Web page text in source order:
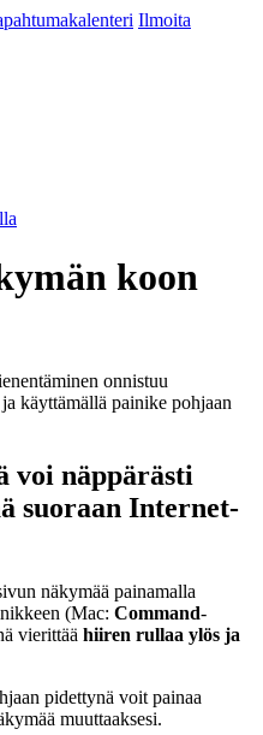
Ilmoita
koon
voi näppärästi
suoraan Internet-
näkymää painamalla
(Mac: Command-
vierittää hiiren rullaa ylös ja
pidettynä voit painaa
muuttaaksesi.